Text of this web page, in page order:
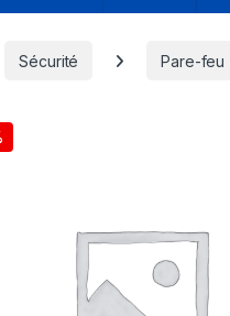
Sécurité Pare-feu